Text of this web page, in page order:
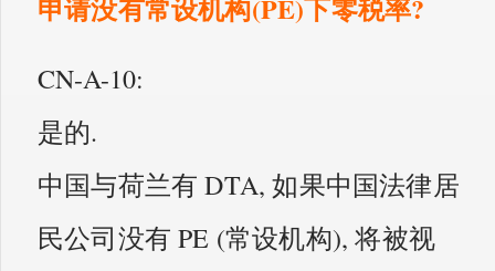
申请没有常设机构(PE)下零税率?
CN-A-10:
是的.
中国与荷兰有 DTA, 如果中国法律居
民公司没有 PE (常设机构), 将被视